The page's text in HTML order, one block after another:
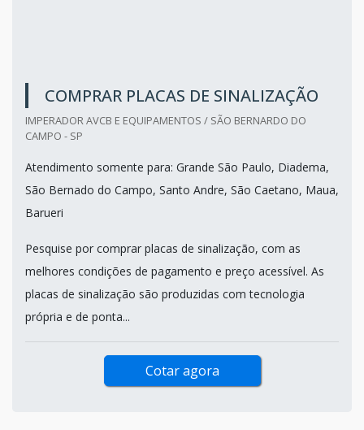
COMPRAR PLACAS DE SINALIZAÇÃO
IMPERADOR AVCB E EQUIPAMENTOS / SÃO BERNARDO DO
CAMPO - SP
Atendimento somente para: Grande São Paulo, Diadema,
São Bernado do Campo, Santo Andre, São Caetano, Maua,
Barueri
Pesquise por comprar placas de sinalização, com as
melhores condições de pagamento e preço acessível. As
placas de sinalização são produzidas com tecnologia
própria e de ponta...
Cotar agora